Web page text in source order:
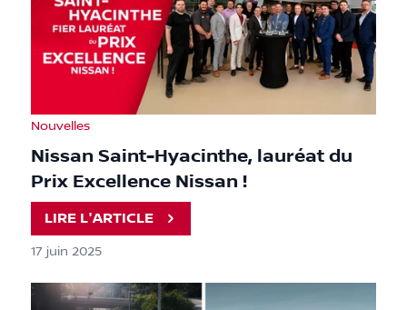
Nouvelles
Nissan Saint-Hyacinthe, lauréat du
Prix Excellence Nissan !
LIRE L'ARTICLE
17 juin 2025